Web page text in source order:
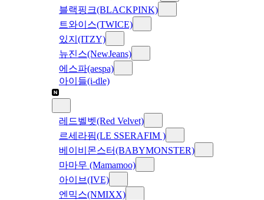
블랙핑크(BLACKPINK)
트와이스(TWICE)
있지(ITZY)
뉴진스(NewJeans)
에스파(aespa)
아이들(i-dle)
레드벨벳(Red Velvet)
르세라핌(LE SSERAFIM )
베이비몬스터(BABYMONSTER)
마마무 (Mamamoo)
아이브(IVE)
엔믹스(NMIXX)